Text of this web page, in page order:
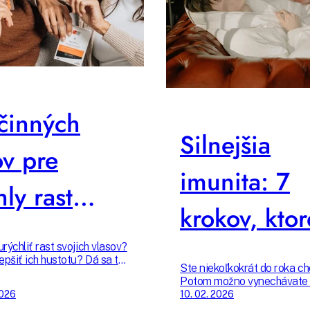
pre
rast
rast svojich vlasov?
ich hustotu? Dá sa to!
Pripravili sme
Silnejšia
imunita: 7
krokov,
naozaj
Ste niekoľkokrát do roka
Potom možno vynechávate
zo 7 úplne základných
10. 02. 2026